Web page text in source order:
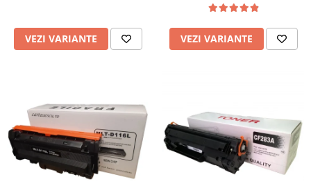
VEZI VARIANTE VEZI VARIANTE